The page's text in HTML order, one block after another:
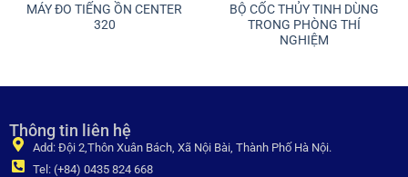
MÁY ĐO TIẾNG ỒN CENTER
320
BỘ CỐC THỦY TINH DÙNG
TRONG PHÒNG THÍ
NGHIỆM
Thông tin liên hệ
Add: Đội 2,Thôn Xuân Bách, Xã Nội Bài, Thành Phố Hà Nội.
Tel: (+84) 0435 824 668